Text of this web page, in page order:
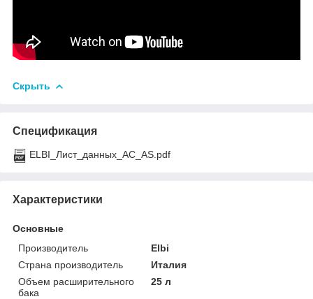
Скрыть
Спецификация
ELBI_Лист_данных_AC_AS.pdf
Характеристики
Основные
Производитель
Elbi
Страна производитель
Италия
Объем расширительного
бака
25 л